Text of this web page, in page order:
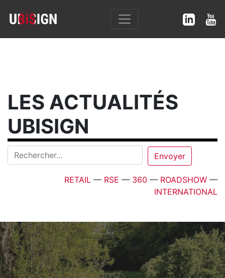
LES ACTUALITÉS
UBISIGN
RETAIL — RSE — 360 — ROADSHOW —
INTERNATIONAL